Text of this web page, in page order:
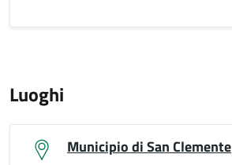
Luoghi
Municipio di San Clemente